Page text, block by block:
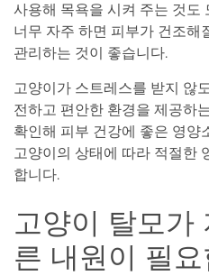
사용해 목욕을 시켜 주는 것도
너무 자주 하면 피부가 건조해
관리하는 것이 좋습니다.
고양이가 스트레스를 받지 않
전하고 편안한 환경을 제공하
확인해 피부 건강에 좋은 영양
고양이의 상태에 따라 적절한
합니다.
고양이 탈모가
른 내원이 필